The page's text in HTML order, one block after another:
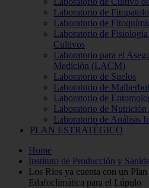
Laboratorio de
Laboratorio de
Laboratorio de
Cultivos
Laboratorio para el
Medición (LACM)
Laboratorio de Suelos
Laboratorio de
Laboratorio de
Laboratorio de Nutrición
Laboratorio de Análisis
PLAN ESTRATÉGICO
Home
Instituto de Producción y
Los Ríos ya cuenta con un
Edafoclimática para el Lúpulo